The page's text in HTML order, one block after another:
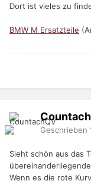
Dort ist vieles zu
BMW M Ersatzteile
Geschrieben
Sieht schön aus das
Wenn es die rote